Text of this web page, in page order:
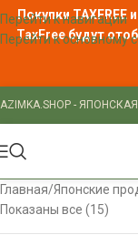
Перейти к навигации
Перейти к основному
Покупки TAXFREE
TaxFreeбудут
AZIMKA.SHOP -
Главная/Японские
Показаны все (15)